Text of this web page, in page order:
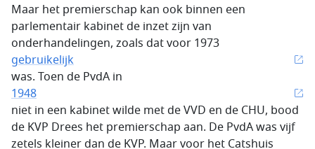
Maar het premierschap kan ook binnen een
parlementair kabinet de inzet zijn van
onderhandelingen, zoals dat voor 1973
gebruikelijk
was. Toen de PvdA in
1948
niet in een kabinet wilde met de VVD en de CHU, bood
de KVP Drees het premierschap aan. De PvdA was vijf
zetels kleiner dan de KVP. Maar voor het Catshuis